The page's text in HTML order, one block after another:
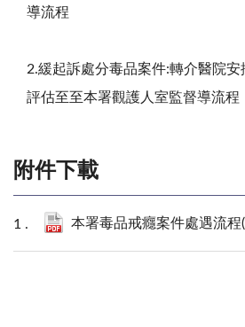
導流程
2.緩起訴處分毒品案件:轉介醫院
評估至至本署觀護人室監督導流程
附件下載
本署毒品戒癮案件處遇流